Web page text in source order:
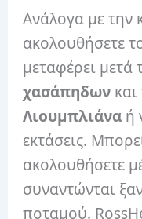
Ανάλογα με την
ακολουθήσετε
μεταφέρει μετά
χασάπηδων
Λιουμπλιάνα ή
εκτάσεις.
ακολουθήσετε
συναντώνται
ποταμού.